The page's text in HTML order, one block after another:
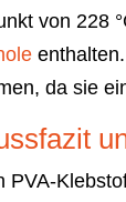
von 228
da sie
PVA-